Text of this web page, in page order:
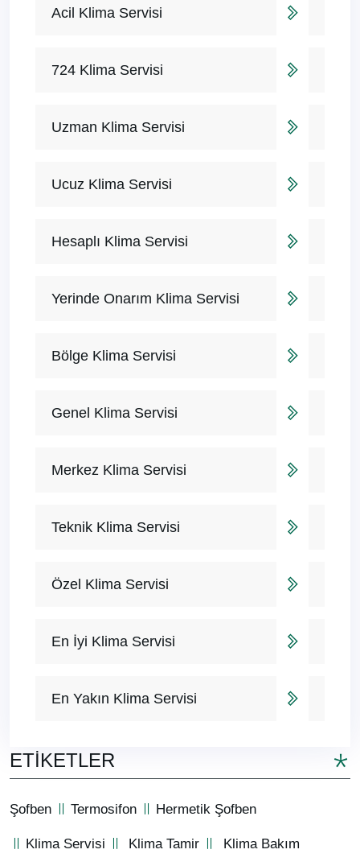
Acil Klima Servisi
724 Klima Servisi
Uzman Klima Servisi
Ucuz Klima Servisi
Hesaplı Klima Servisi
Yerinde Onarım Klima Servisi
Bölge Klima Servisi
Genel Klima Servisi
Merkez Klima Servisi
Teknik Klima Servisi
Özel Klima Servisi
En İyi Klima Servisi
En Yakın Klima Servisi
ETIKETLER
Şofben Termosifon Hermetik Şofben
Klima Servisi Klima Tamir Klima Bakım